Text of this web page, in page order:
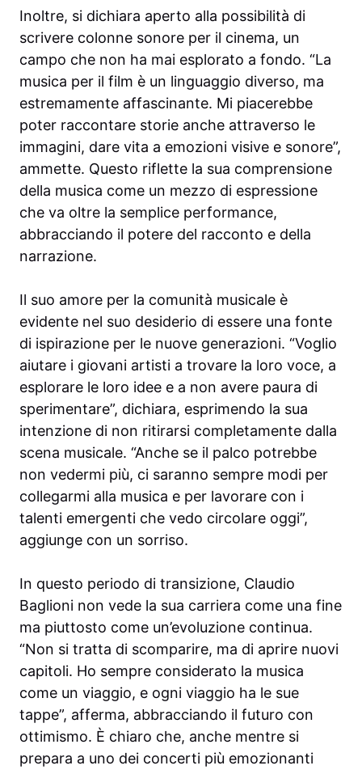
Inoltre, si dichiara aperto alla possibilità di
scrivere colonne sonore per il cinema, un
campo che non ha mai esplorato a fondo. “La
musica per il film è un linguaggio diverso, ma
estremamente affascinante. Mi piacerebbe
poter raccontare storie anche attraverso le
immagini, dare vita a emozioni visive e sonore”,
ammette. Questo riflette la sua comprensione
della musica come un mezzo di espressione
che va oltre la semplice performance,
abbracciando il potere del racconto e della
narrazione.
Il suo amore per la comunità musicale è
evidente nel suo desiderio di essere una fonte
di ispirazione per le nuove generazioni. “Voglio
aiutare i giovani artisti a trovare la loro voce, a
esplorare le loro idee e a non avere paura di
sperimentare”, dichiara, esprimendo la sua
intenzione di non ritirarsi completamente dalla
scena musicale. “Anche se il palco potrebbe
non vedermi più, ci saranno sempre modi per
collegarmi alla musica e per lavorare con i
talenti emergenti che vedo circolare oggi”,
aggiunge con un sorriso.
In questo periodo di transizione, Claudio
Baglioni non vede la sua carriera come una fine
ma piuttosto come un’evoluzione continua.
“Non si tratta di scomparire, ma di aprire nuovi
capitoli. Ho sempre considerato la musica
come un viaggio, e ogni viaggio ha le sue
tappe”, afferma, abbracciando il futuro con
ottimismo. È chiaro che, anche mentre si
prepara a uno dei concerti più emozionanti